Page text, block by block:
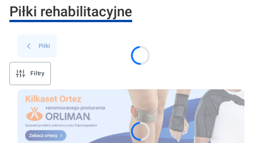
Piłki rehabilitacyjne
Piłki
Filtry